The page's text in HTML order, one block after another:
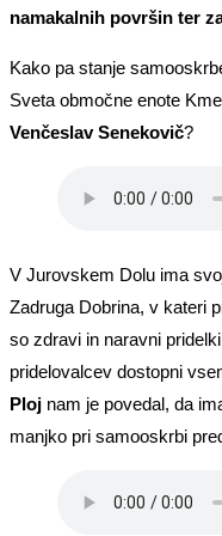
namakalnih površin ter
Kako pa stanje
Sveta območne enote
Venčeslav Senekovič?
V Jurovskem Dolu ima
Zadruga Dobrina, v kateri
so zdravi in naravni
pridelovalcev dostopni
Ploj nam je povedal, da
manjko pri samooskrbi